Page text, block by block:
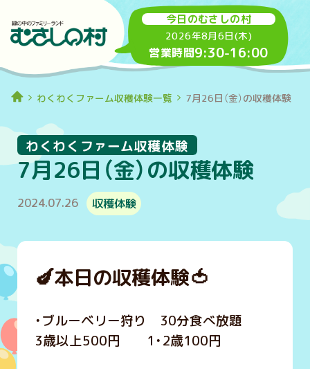
今日のむさしの村
2026年8月6日(木)
営業時間9:30-16:00
わくわくファーム収穫体験一覧 7月26日（金）の収穫体験
7月26日（金）の収穫体験
わくわくファーム収穫体験
2024.07.26 収穫体験
🍆本日の収穫体験🍅
・ブルーベリー狩り 30分食べ放題
3歳以上500円 1・2歳100円